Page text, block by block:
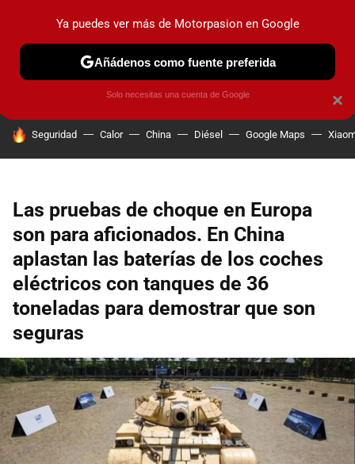
PRUEBAS COCHES ELÉCTRICOS OBSERVATORIO
HOY SE HABLA DE
Seguridad Calor China Diésel Google Maps
Las pruebas de choque en Europa
son para aficionados. En China
aplastan las baterías de los coches
eléctricos con tanques de 36
toneladas para demostrar que son
seguras
×
Ya puedes ver más de Motorpasion en Google
Añádenos como fuente preferida
Solo necesitas una cuenta de Google